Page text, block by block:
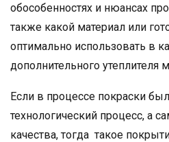
обособенностях и нюансах
также какой материал или
оптимально использовать в
дополнительного утеплителя
Если в процессе покраски
технологический процесс, а
качества, тогда такое